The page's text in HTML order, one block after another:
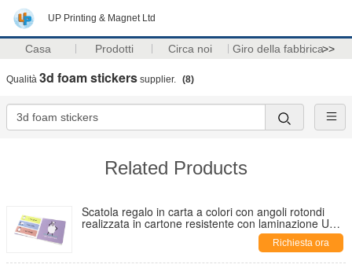
UP Printing & Magnet Ltd
Casa Prodotti Circa noi Giro della fabbrica>>
Qualità 3d foam stickers supplier. (8)
Related Products
Scatola regalo in carta a colori con angoli rotondi
realizzata in cartone resistente con laminazione UV
PP e dimensioni personalizzate per le esigenze di
Richiesta ora